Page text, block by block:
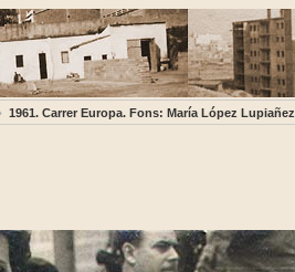
1961. Carrer Europa. Fons: María López Lupiañez